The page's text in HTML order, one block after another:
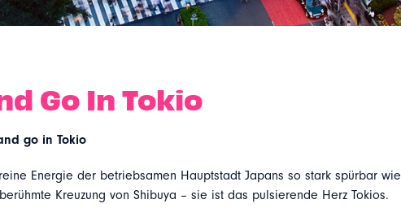
Go In Tokio
go in Tokio
Energie der betriebsamen Hauptstadt Japans so stark spürbar wie
Kreuzung von Shibuya – sie ist das pulsierende Herz Tokios.